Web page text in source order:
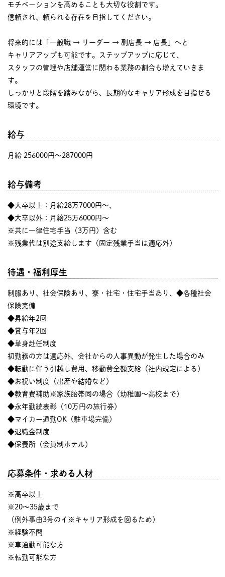
モチベーションを高めることも大切な役割です。
信頼され、頼られる存在を目指してください。
将来的には「一般職 → リーダー → 副店長 → 店長」へと
キャリアアップも可能です。ステップアップに応じて、
スタッフの管理や店舗運営に関わる業務の割合も増えていきま
す。
しっかりと段階を踏みながら、長期的なキャリア形成を目指せる
環境です。
給与
月給 256000円〜287000円
給与備考
◆大卒以上：月給28万7000円～、
◆大卒以外：月給25万6000円～
※共に一律住宅手当（3万円）含む
※残業代は別途支給します（固定残業手当は適応外）
待遇・福利厚生
制服あり、社会保険あり、寮・社宅・住宅手当あり、◆各種社会
保険完備
◆昇給年2回
◆賞与年2回
◆単身赴任制度
初勤務の方は適応外、会社からの人事異動が発生した場合のみ
◆転勤に伴う引越し費用、移動費全額支給（社内規定による）
◆お祝い制度（出産や結婚など）
◆教育費補助※家族胎帯同の場合（幼稚園～高校まで）
◆永年勤続表彰（10万円の旅行券）
◆マイカー通勤OK（駐車場完備）
◆退職金制度
◆保養所（会員制ホテル）
応募条件・求める人材
※高卒以上
※20～35歳まで
（例外事由3号のイ※キャリア形成を図るため）
※経験不問
※車通勤可能な方
※転勤可能な方